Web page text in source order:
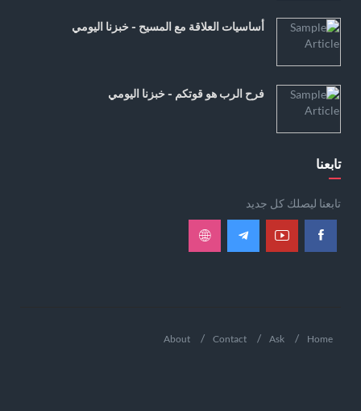
أساسيات العلاقة مع المسيح - خبزنا اليومي
فرح الرب هو قوتكم - خبزنا اليومي
تابعنا
تابعنا ليصلك كل جديد
Home
Ask
Contact
About